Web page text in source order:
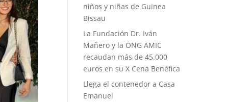
niños y niñas de Guinea
Bissau
La Fundación Dr. Iván
Mañero y la ONG AMIC
recaudan más de 45.000
euros en su X Cena Benéfica
Llega el contenedor a Casa
Emanuel